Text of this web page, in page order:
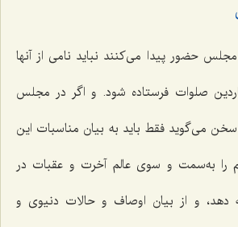
حضور پیدا می‌کنند نباید نامی از آنها
صلوات فرستاده شود. و اگر در مجلس
می‌گوید فقط باید به بیان مناسبات این
را به‌سمت و سوی عالم آخرت و عقبات در
و از بیان اوصاف و حالات دنیوی و